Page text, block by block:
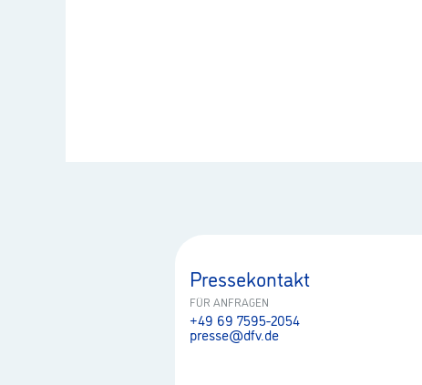
Pressekontakt
FÜR ANFRAGEN
+49 69 7595-2054
presse@dfv.de